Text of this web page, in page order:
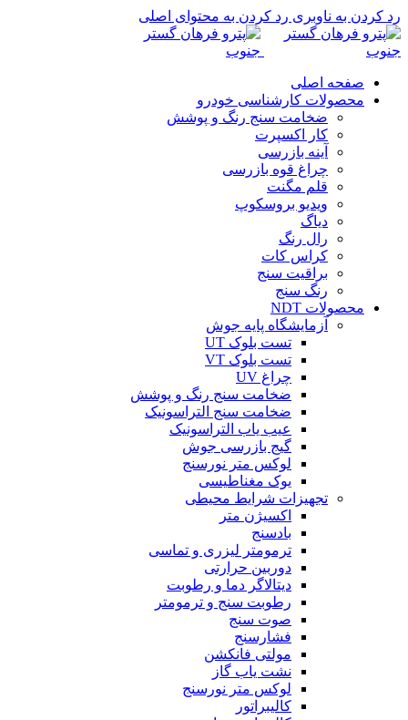
رد کردن به ناوبری رد کردن به محتوای اصلی
صفحه اصلی
محصولات کارشناسی خودرو
ضخامت سنج رنگ و پوشش
کار اکسپرت
آینه بازرسی
چراغ قوه بازرسی
قلم مگنت
ویدیو بروسکوپ
دیاگ
رال رنگ
کراس کات
براقیت سنج
رنگ سنج
محصولات NDT
آزمایشگاه پایه جوش
تست بلوک UT
تست بلوک VT
چراغ UV
ضخامت سنج رنگ و پوشش
ضخامت سنج التراسونیک
عیب یاب التراسونیک
گیج بازرسی جوش
لوکس متر نورسنج
یوک مغناطیسی
تجهیزات شرایط محیطی
اکسیژن متر
بادسنج
ترمومتر لیزری و تماسی
دوربین حرارتی
دیتالاگر دما و رطوبت
رطوبت سنج و ترمومتر
صوت سنج
فشارسنج
مولتی فانکشن
نشت یاب گاز
لوکس متر نورسنج
کالیبراتور